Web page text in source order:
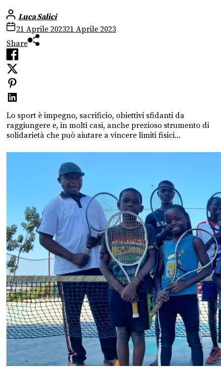
Luca Salici
21 Aprile 202321 Aprile 2023
Share
Lo sport è impegno, sacrificio, obiettivi sfidanti da
raggiungere e, in molti casi, anche prezioso strumento di
solidarietà che può aiutare a vincere limiti fisici...